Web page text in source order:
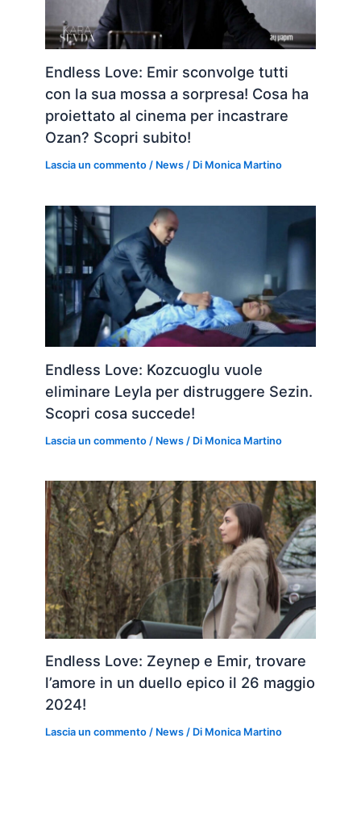
Endless Love: Emir sconvolge tutti
con la sua mossa a sorpresa! Cosa ha
proiettato al cinema per incastrare
Ozan? Scopri subito!
Lascia un commento / News / Di Monica Martino
Endless Love: Kozcuoglu vuole
eliminare Leyla per distruggere Sezin.
Scopri cosa succede!
Lascia un commento / News / Di Monica Martino
Endless Love: Zeynep e Emir, trovare
l’amore in un duello epico il 26 maggio
2024!
Lascia un commento / News / Di Monica Martino